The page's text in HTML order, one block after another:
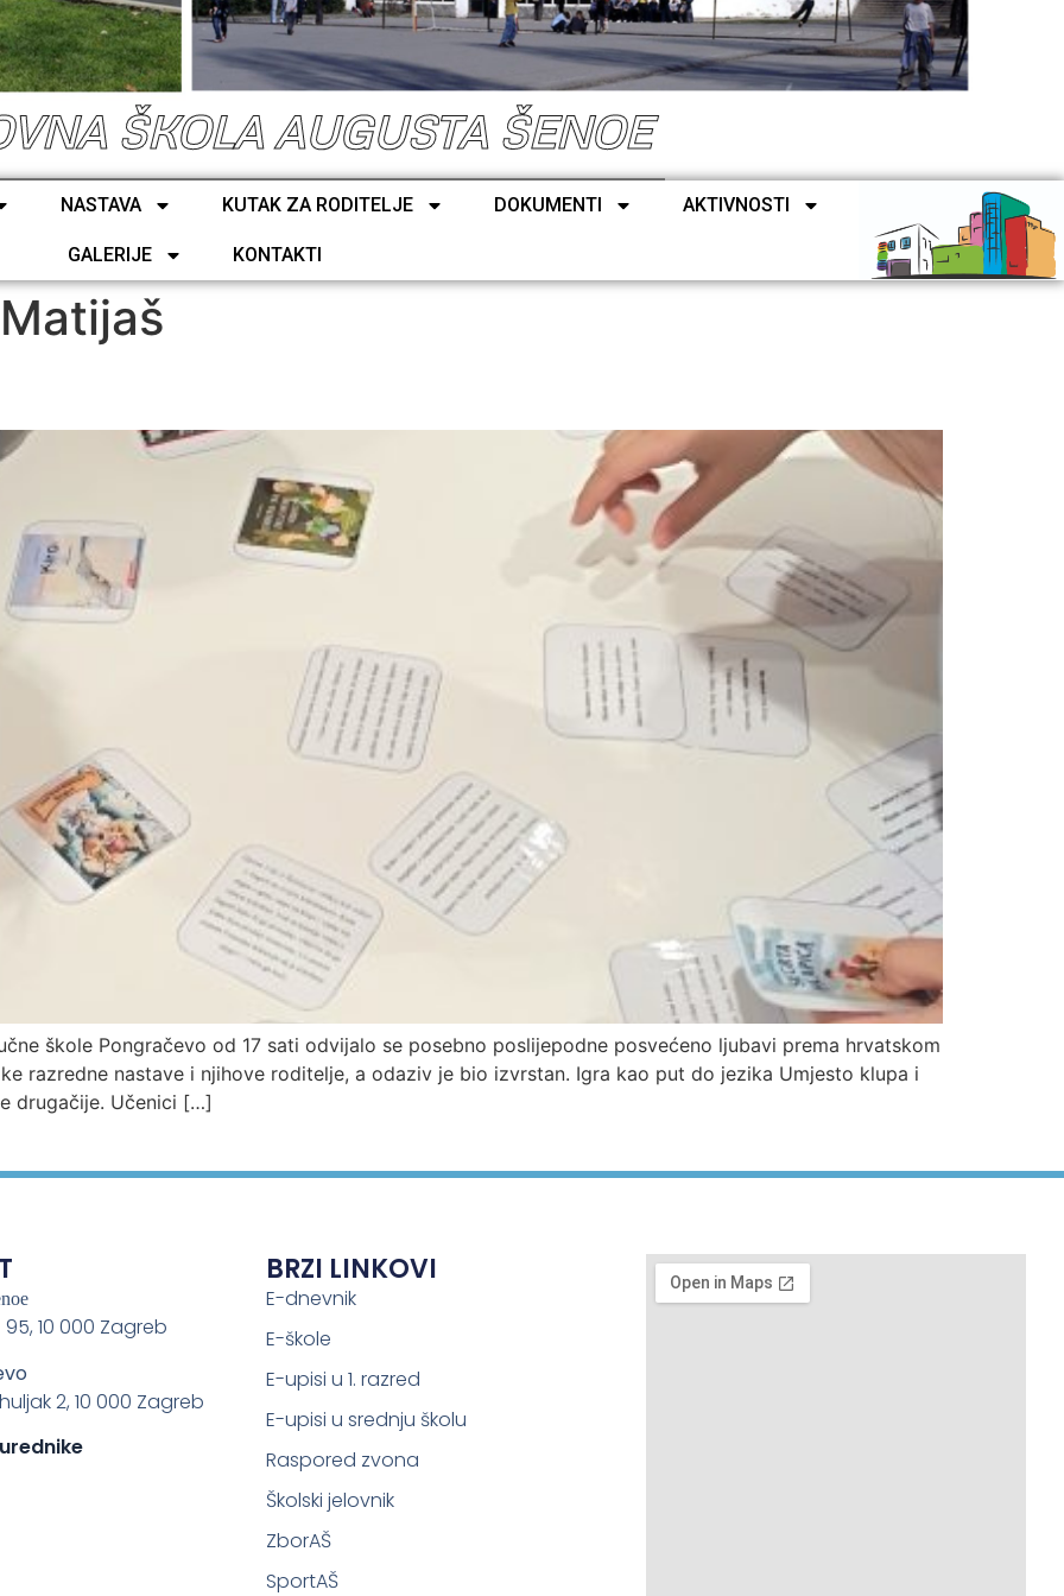
ŠKOLA AUGUSTA ŠENOE
NASTAVA KUTAK ZA RODITELJE DOKUMENTI AKTIVNOSTI
GALERIJE KONTAKTI
škole Pongračevo od 17 sati odvijalo se posebno poslijepodne posvećeno ljubavi prema hrvatskom
razredne nastave i njihove roditelje, a odaziv je bio izvrstan. Igra kao put do jezika Umjesto klupa i
drugačije. Učenici […]
10 000 Zagreb
2, 10 000 Zagreb
BRZI LINKOVI
E-dnevnik
E-škole
E-upisi u 1. razred
E-upisi u srednju školu
Raspored zvona
Školski jelovnik
ZborAŠ
SportAŠ